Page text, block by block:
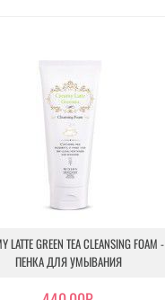
LATTE GREEN TEA CLEANSING FOAM -
ПЕНКА ДЛЯ УМЫВАНИЯ